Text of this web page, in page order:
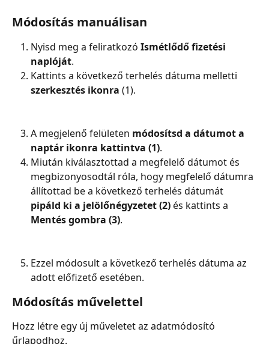
Módosítás manuálisan
Nyisd meg a feliratkozó Ismétlődő fizetési
naplóját.
Kattints a következő terhelés dátuma melletti
szerkesztés ikonra (1).
A megjelenő felületen módosítsd a dátumot a
naptár ikonra kattintva (1).
Miután kiválasztottad a megfelelő dátumot és
megbizonyosodtál róla, hogy megfelelő dátumra
állítottad be a következő terhelés dátumát
pipáld ki a jelölőnégyzetet (2) és kattints a
Mentés gombra (3).
Ezzel módosult a következő terhelés dátuma az
adott előfizető esetében.
Módosítás művelettel
Hozz létre egy új műveletet az adatmódosító
űrlapodhoz.